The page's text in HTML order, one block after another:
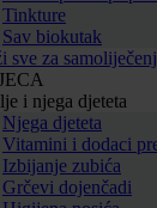
Tinkture
Sav biokutak
sve za
i njega djeteta
Njega djeteta
Vitamini i dodaci
Izbijanje zubića
Grčevi dojenčadi